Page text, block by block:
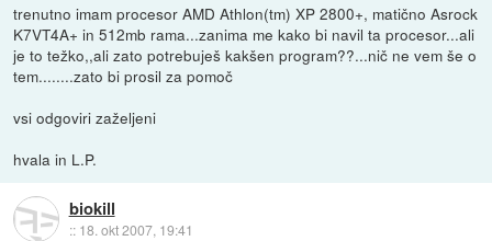
trenutno imam procesor AMD Athlon(tm) XP 2800+, matično Asrock
K7VT4A+ in 512mb rama...zanima me kako bi navil ta procesor...ali
je to težko,,ali zato potrebuješ kakšen program??...nič ne vem še o
tem........zato bi prosil za pomoč
vsi odgoviri zaželjeni
hvala in L.P.
biokill
:: 18. okt 2007, 19:41